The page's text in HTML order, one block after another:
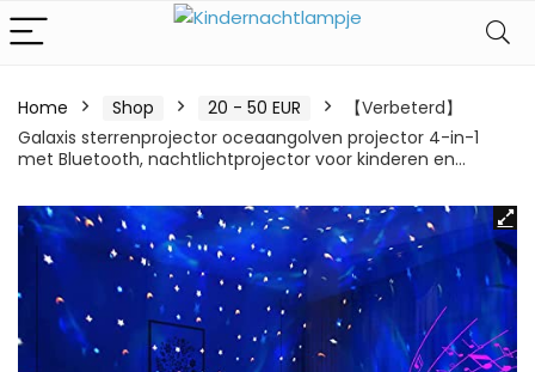
Home Shop 20 - 50 EUR
【Verbeterd】
Galaxis sterrenprojector oceaangolven projector 4-in-1
met Bluetooth, nachtlichtprojector voor kinderen en…